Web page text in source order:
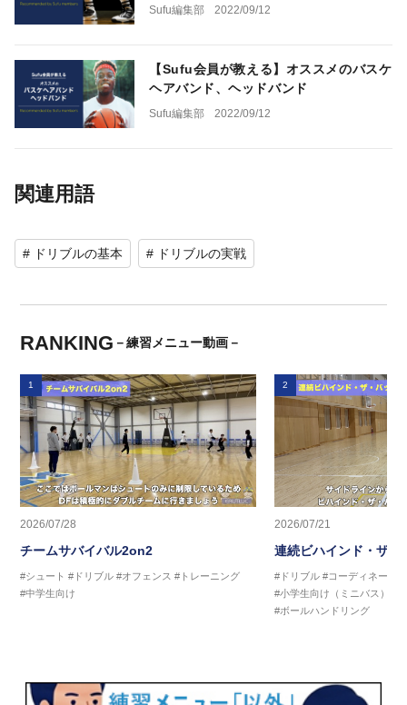
Sufu編集部 2022/09/12
【Sufu会員が教える】オススメのバスケ
ヘアバンド、ヘッドバンド
Sufu編集部 2022/09/12
関連用語
# ドリブルの基本 # ドリブルの実戦
RANKING －練習メニュー動画－
1
2026/07/28
チームサバイバル2on2
#シュート #ドリブル #オフェンス #トレーニング
#中学生向け
2
2026/07/21
連続ビハインド・ザ・
#ドリブル #コーディネーシ
#小学生向け（ミニバス）
#ボールハンドリング